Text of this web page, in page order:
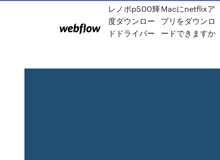
レノボp500輝
度ダウンロー
ドドライバー
Macにnetflixア
プリをダウンロ
ードできますか